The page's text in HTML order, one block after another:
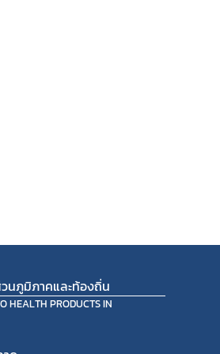
นภูมิภาคและท้องถิ่น
HEALTH PRODUCTS IN